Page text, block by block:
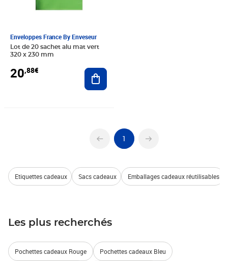
Enveloppes France By Enveseur
Lot de 20 sachet alu mat vert
320 x 230 mm
20,88€ Ajouter au panier
1
Etiquettes cadeaux Sacs cadeaux Emballages cadeaux réutilisables
Les plus recherchés
Pochettes cadeaux Rouge Pochettes cadeaux Bleu